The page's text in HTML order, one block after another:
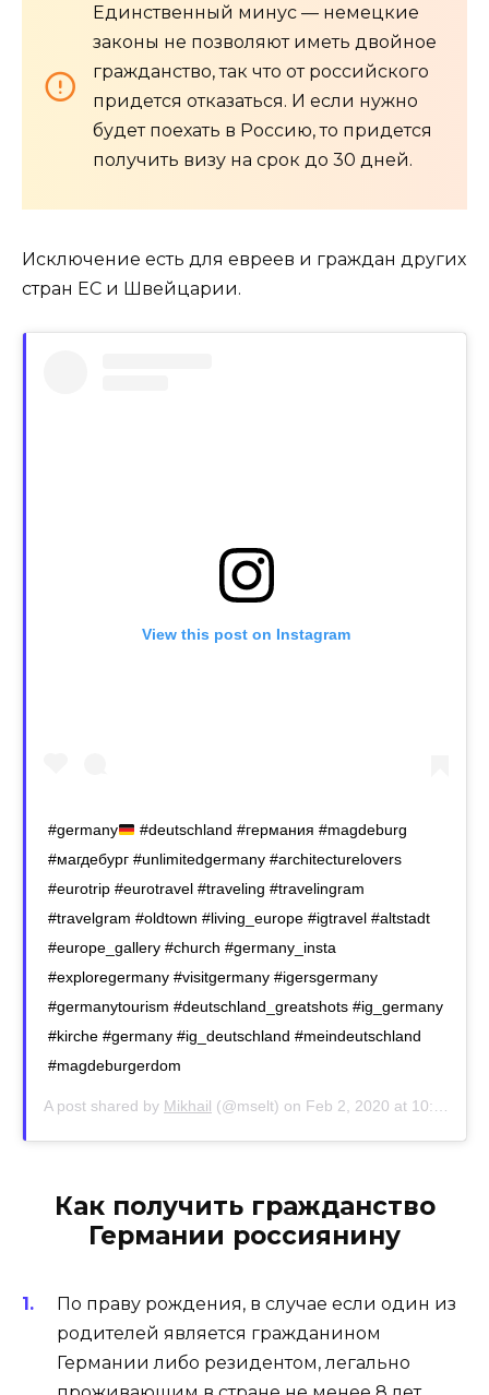
Единственный минус — немецкие
законы не позволяют иметь двойное
гражданство, так что от российского
придется отказаться. И если нужно
будет поехать в Россию, то придется
получить визу на срок до 30 дней.
Исключение есть для евреев и граждан других
стран ЕС и Швейцарии.
View this post on Instagram
#germany
#deutschland #германия #magdeburg
#магдебург #unlimitedgermany #architecturelovers
#eurotrip #eurotravel #traveling #travelingram
#travelgram #oldtown #living_europe #igtravel #altstadt
#europe_gallery #church #germany_insta
#exploregermany #visitgermany #igersgermany
#germanytourism #deutschland_greatshots #ig_germany
#kirche #germany #ig_deutschland #meindeutschland
#magdeburgerdom
A post shared by Mikhail (@mselt) on Feb 2, 2020 at 10:40pm PST
Как получить гражданство
Германии россиянину
По праву рождения, в случае если один из
родителей является гражданином
Германии либо резидентом, легально